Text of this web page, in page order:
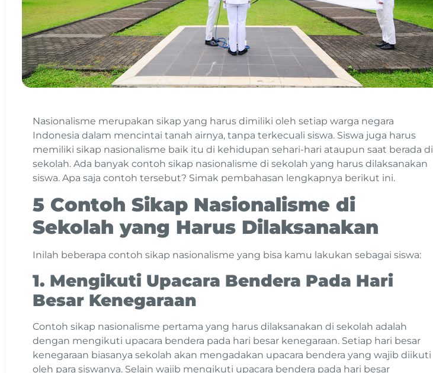
Nasionalisme merupakan sikap yang harus dimiliki oleh setiap warga negara
Indonesia dalam mencintai tanah airnya, tanpa terkecuali siswa. Siswa juga harus
memiliki sikap nasionalisme baik itu di kehidupan sehari-hari ataupun saat berada di
sekolah. Ada banyak contoh sikap nasionalisme di sekolah yang harus dilaksanakan
siswa. Apa saja contoh tersebut? Simak pembahasan lengkapnya berikut ini.
5 Contoh Sikap Nasionalisme di
Sekolah yang Harus Dilaksanakan
Inilah beberapa contoh sikap nasionalisme yang bisa kamu lakukan sebagai siswa:
1. Mengikuti Upacara Bendera Pada Hari
Besar Kenegaraan
Contoh sikap nasionalisme pertama yang harus dilaksanakan di sekolah adalah
dengan mengikuti upacara bendera pada hari besar kenegaraan. Setiap hari besar
kenegaraan biasanya sekolah akan mengadakan upacara bendera yang wajib diikuti
oleh para siswanya. Selain wajib mengikuti upacara bendera pada hari besar